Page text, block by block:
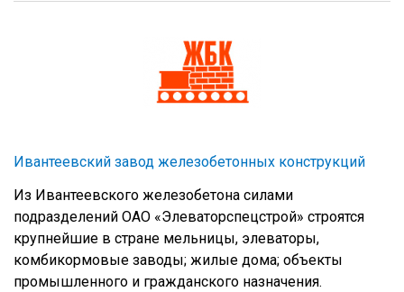
Ивантеевский завод железобетонных конструкций
Из Ивантеевского железобетона силами
подразделений ОАО «Элеваторспецстрой» строятся
крупнейшие в стране мельницы, элеваторы,
комбикормовые заводы; жилые дома; объекты
промышленного и гражданского назначения.